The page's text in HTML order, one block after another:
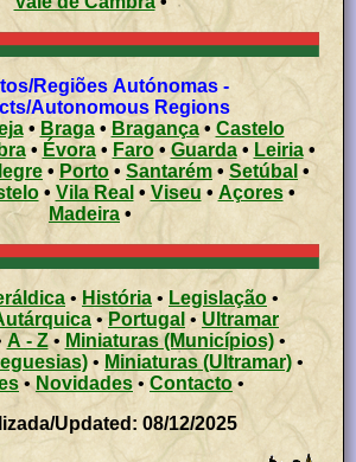
Autónomas -
Autonomous Regions
• Braga• Bragança• Castelo
• Évora• Faro• Guarda• Leiria•
• Porto • Santarém • Setúbal •
• Vila Real • Viseu • Açores •
Madeira •
• História • Legislação •
•Portugal • Ultramar
A - Z• Miniaturas (Municípios)•
• Miniaturas (Ultramar) •
• Novidades •Contacto•
Updated: 08/12/2025